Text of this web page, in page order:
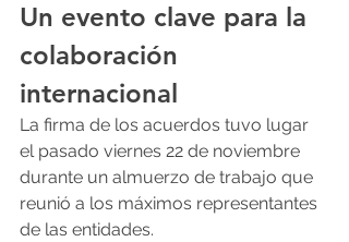
Un evento clave para la
colaboración
internacional
La firma de los acuerdos tuvo lugar
el pasado viernes 22 de noviembre
durante un almuerzo de trabajo que
reunió a los máximos representantes
de las entidades.